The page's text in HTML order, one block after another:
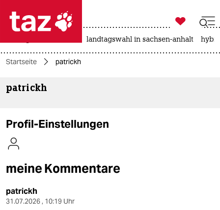
 taz zahl ich
themen
kultur
sport

taz zahl ich
landtagswahl in sachsen-anhalt
Startseite patrickh
patrickh
Profil-Einstellungen
meine Kommentare
patrickh
31.07.2026 , 10:19 Uhr